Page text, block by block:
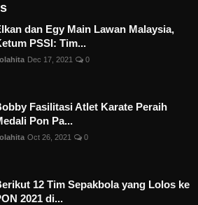
dan Egy Main Lawan Malaysia,
PSSI: Tim...
Dec 17, 2021 0
Fasilitasi Atlet Karate Peraih
Pon Pa...
Oct 26, 2021 0
12 Tim Sepakbola yang Lolos ke
2021 di...